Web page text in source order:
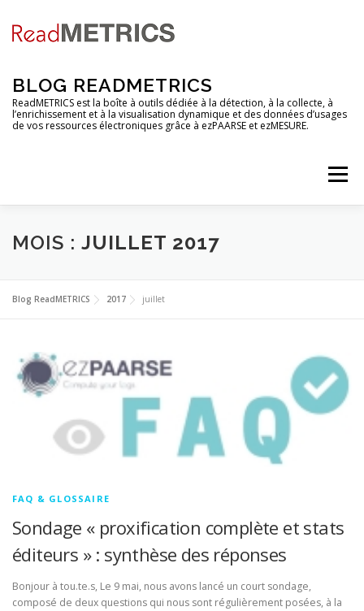
contenu
BLOG READMETRICS
ReadMETRICS est la boîte à outils dédiée à la détection, à la collecte, à
l’enrichissement et à la visualisation dynamique et des données d’usages
de vos ressources électroniques grâce à ezPAARSE et ezMESURE.
Menu
NOUVELLES FONCTIONNALITES
ANALYSES DE PLATEFORMES
RENDEZ-VOUS EZCOUNTER FAQ & GLOSSAIRE
DOCUMENTATION ENGLISH
MOIS : JUILLET 2017
Blog ReadMETRICS 2017 juillet
FAQ & GLOSSAIRE
Sondage « proxification complète et stats
éditeurs » : synthèse des réponses
Bonjour à tou.te.s, Le 9 mai, nous avons lancé un court sondage,
composé de deux questions qui nous sont régulièrement posées, à la